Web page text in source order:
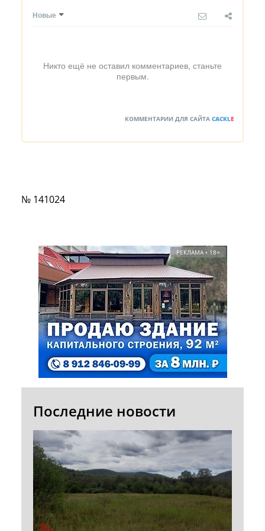
Новые
Никто ещё не оставил комментариев, станьте
первым.
КОММЕНТАРИИ ДЛЯ САЙТА CACKLE
№ 141024
РЕКЛАМА • 18+
Последние новости